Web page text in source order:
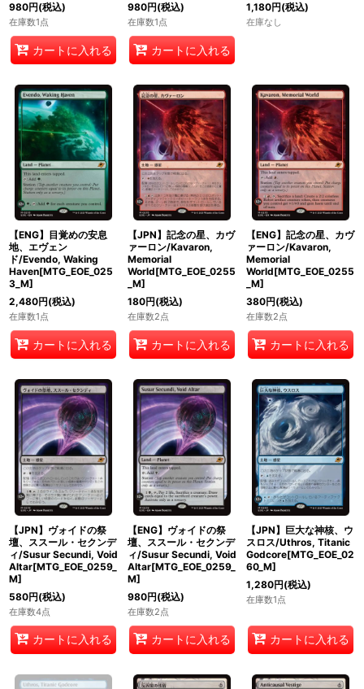
980円(税込)
在庫数1点
カートに入れる
980円(税込)
在庫数1点
カートに入れる
1,180円(税込)
在庫なし
【ENG】目覚めの安息
地、エヴェン
ド/Evendo, Waking
Haven[MTG_EOE_025
3_M]
2,480円(税込)
在庫数1点
カートに入れる
【JPN】記念の星、カヴ
ァーロン/Kavaron,
Memorial
World[MTG_EOE_0255
_M]
180円(税込)
在庫数2点
カートに入れる
【ENG】記念の星、カヴ
ァーロン/Kavaron,
Memorial
World[MTG_EOE_0255
_M]
380円(税込)
在庫数2点
カートに入れる
【JPN】ヴォイドの祭
壇、ススール・セクンデ
ィ/Susur Secundi, Void
Altar[MTG_EOE_0259_
M]
580円(税込)
在庫数4点
カートに入れる
【ENG】ヴォイドの祭
壇、ススール・セクンデ
ィ/Susur Secundi, Void
Altar[MTG_EOE_0259_
M]
980円(税込)
在庫数2点
カートに入れる
【JPN】巨大な神核、ウ
スロス/Uthros, Titanic
Godcore[MTG_EOE_02
60_M]
1,280円(税込)
在庫数1点
カートに入れる